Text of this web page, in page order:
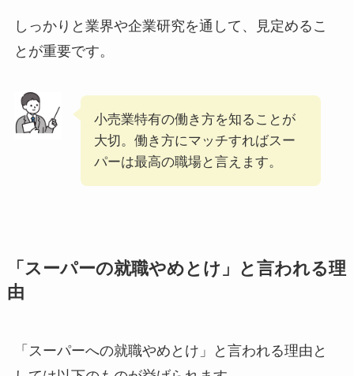
しっかりと業界や企業研究を通して、見定めるこ
とが重要です。
小売業特有の働き方を知ることが
大切。働き方にマッチすればスー
パーは最高の職場と言えます。
「スーパーの就職やめとけ」と言われる理
由
「スーパーへの就職やめとけ」と言われる理由と